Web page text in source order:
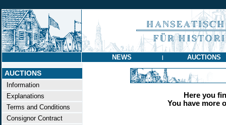
NEWS | AUCTIONS
AUCTIONS
Information
Explanations
Terms and Conditions
Consignor Contract
Here you
You have more